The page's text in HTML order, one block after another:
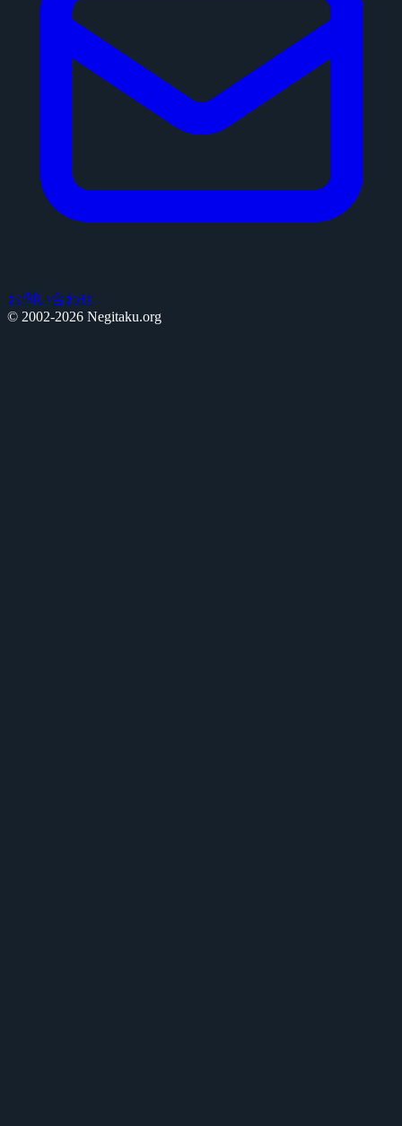
お問い合わせ
© 2002-2026 Negitaku.org